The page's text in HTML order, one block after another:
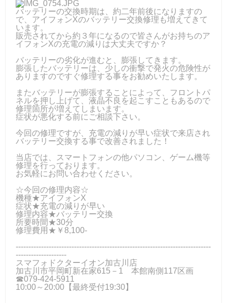
バッテリーの交換時期は、約二年前後になりますの
で、アイフォンXのバッテリー交換修理も増えてきて
います。
販売されてから約３年になるので皆さんがお持ちのア
イフォンXの充電の減りは大丈夫ですか？
バッテリーの劣化が進むと、膨張してきます。
膨張したバッテリーは、少しの衝撃で発火の危険性が
ありますのですぐ修理する事をお勧めいたします。
またバッテリーが膨張することによって、フロントパ
ネルを押し上げて、液晶不良を起こすこともあるので
修理箇所が増えてしまいます。
症状が悪化する前にご相談下さい。
今回の修理ですが、充電の減りが早い症状で来店され
バッテリー交換する事で改善されました！
当店では、スマートフォンの他パソコン、ゲーム機等
修理を行っております。
お気軽にお問い合わせください。
☆今回の修理内容☆
機種★アイフォンX
症状★充電の減りが早い
修理内容★バッテリー交換
所要時間★30分
修理費用★￥8,100‐
-----------------------------------------------------------------------------
--------------------
スマフォドクターイオン加古川店
加古川市平岡町新在家615－1 本館南側117区画
☎079-424‐5911
10:00～20:00【最終受付19:30】